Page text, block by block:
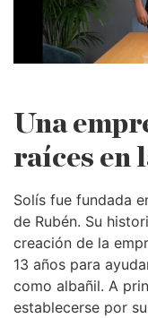
Una
raíces en
Solís fue fundada
de Rubén. Su
creación de la
13 años para
como albañil. A
establecerse por